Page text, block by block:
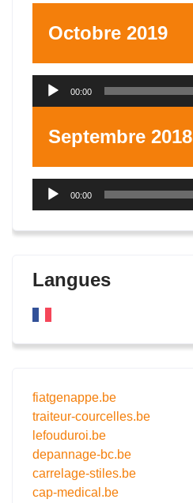
Octobre 2019
Lecteur
00:00
Septembre 2018
Lecteur
00:00
Langues
fiatgenappe.be
traiteur-courcelles.be
lefouduroi.be
depannage-bc.be
carrelage-stiles.be
cap-medical.be